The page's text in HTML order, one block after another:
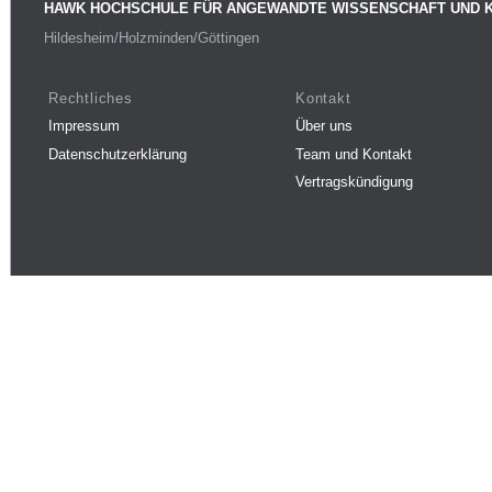
HAWK HOCHSCHULE FÜR ANGEWANDTE WISSENSCHAFT UND
Hildesheim/Holzminden/Göttingen
Rechtliches
Impressum
Datenschutzerklärung
Kontakt
Über uns
Team und Kontakt
Vertragskündigung